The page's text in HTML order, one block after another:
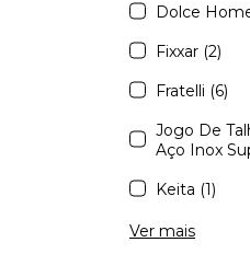
Dolce
Fixxar (2)
Fratelli (6)
Jogo De
Aço Inox
Keita (1)
Ver mais